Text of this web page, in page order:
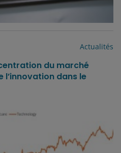
Actualités
du marché
dans le